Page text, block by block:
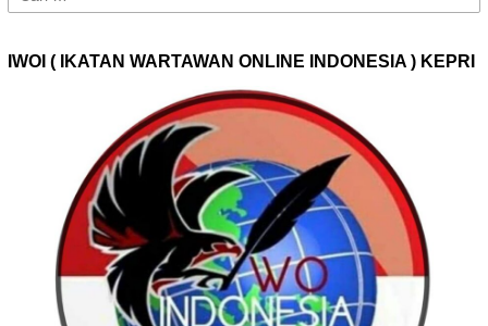
untuk:
IWOI ( IKATAN WARTAWAN ONLINE INDONESIA ) KEPRI